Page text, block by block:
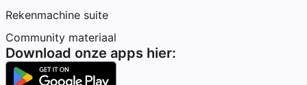
Rekenmachine suite
Community materiaal
Download onze apps hier: